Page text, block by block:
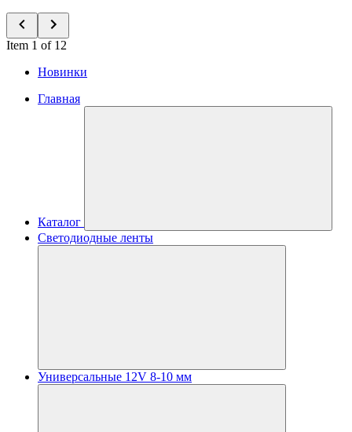
Item 1 of 12
Новинки
Главная
Каталог
Светодиодные ленты
Универсальные 12V 8-10 мм